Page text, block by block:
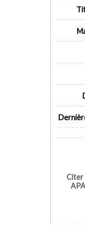
Citer